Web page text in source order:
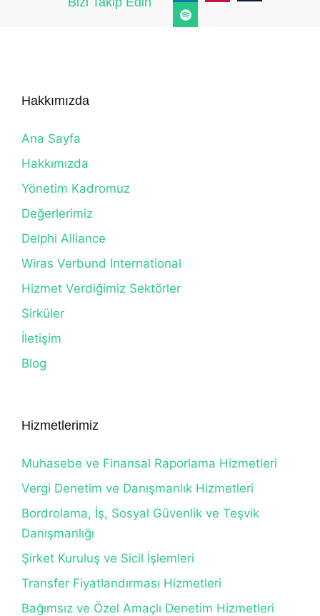
Hakkımızda
Ana Sayfa
Hakkımızda
Yönetim Kadromuz
Değerlerimiz
Delphi Alliance
Wiras Verbund International
Hizmet Verdiğimiz Sektörler
Sirküler
İletişim
Blog
Hizmetlerimiz
Muhasebe ve Finansal Raporlama Hizmetleri
Vergi Denetim ve Danışmanlık Hizmetleri
Bordrolama, İş, Sosyal Güvenlik ve Teşvik
Danışmanlığı
Şirket Kuruluş ve Sicil İşlemleri
Transfer Fiyatlandırması Hizmetleri
Bağımsız ve Özel Amaçlı Denetim Hizmetleri